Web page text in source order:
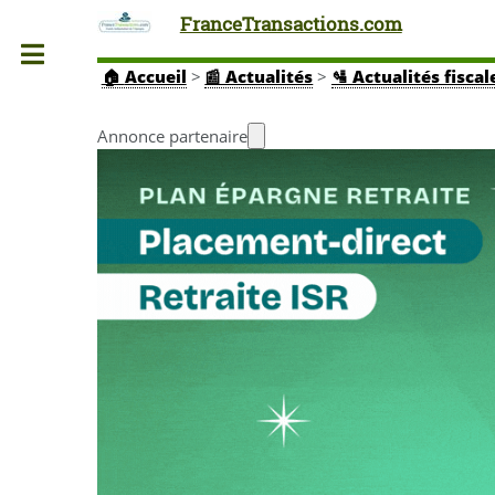
FranceTransactions.com
🏠 Accueil > 📰 Actualités > 🛂 Actualités
Annonce partenaire
Toggle